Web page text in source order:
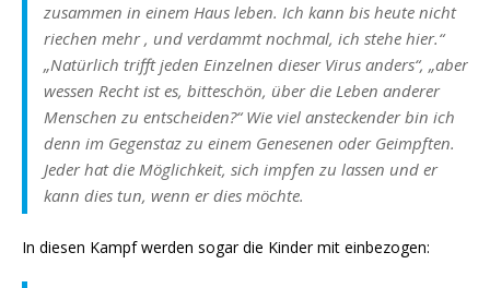
zusammen in einem Haus leben. Ich kann bis heute nicht
riechen mehr , und verdammt nochmal, ich stehe hier.“
„Natürlich trifft jeden Einzelnen dieser Virus anders“, „aber
wessen Recht ist es, bitteschön, über die Leben anderer
Menschen zu entscheiden?“ Wie viel ansteckender bin ich
denn im Gegenstaz zu einem Genesenen oder Geimpften.
Jeder hat die Möglichkeit, sich impfen zu lassen und er
kann dies tun, wenn er dies möchte.
In diesen Kampf werden sogar die Kinder mit einbezogen: